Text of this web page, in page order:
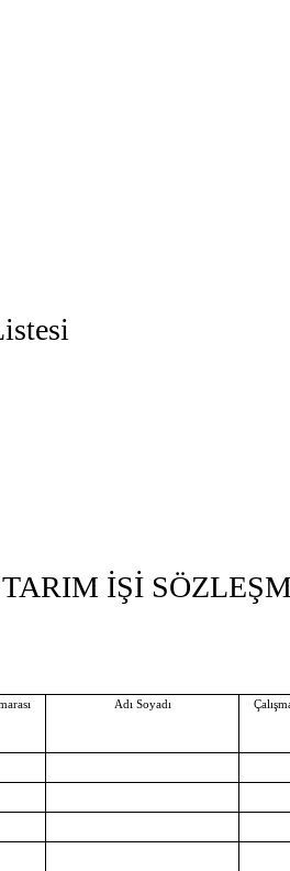
İŞİ
Adı Soyadı